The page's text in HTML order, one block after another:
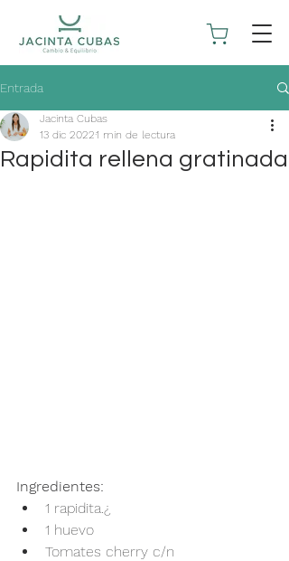
Entrada
Rapidita rellena gratinada
Jacinta Cubas
13 dic 20221 min de lectura
Ingredientes:
1 rapidita.¿
1 huevo
Tomates cherry c/n